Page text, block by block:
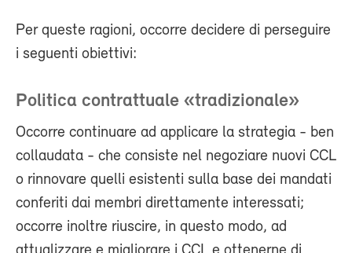
Per queste ragioni, occorre decidere di perseguire
i seguenti obiettivi:
Politica contrattuale «tradizionale»
Occorre continuare ad applicare la strategia - ben
collaudata - che consiste nel negoziare nuovi CCL
o rinnovare quelli esistenti sulla base dei mandati
conferiti dai membri direttamente interessati;
occorre inoltre riuscire, in questo modo, ad